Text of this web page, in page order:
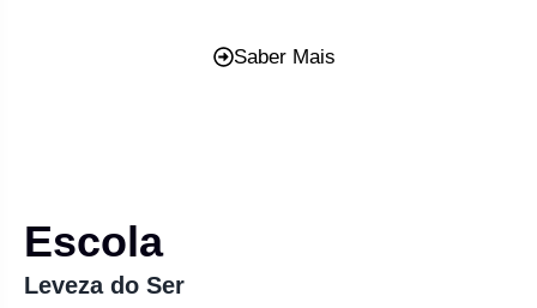
Saber Mais
Escola
Leveza do Ser